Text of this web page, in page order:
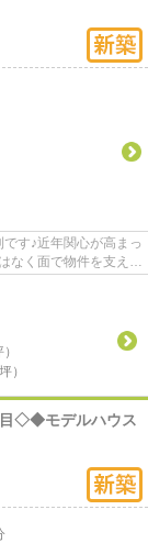
す♪近年関心が高まっ
なく面で物件を支える
）
目◇◆モデルハウス